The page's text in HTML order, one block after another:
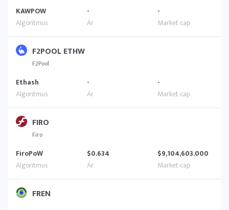
KAWPOW - -
F2POOL ETHW
F2Pool
Ethash - -
FIRO
Firo
FiroPoW $0.634 $9,104,603.000
FREN